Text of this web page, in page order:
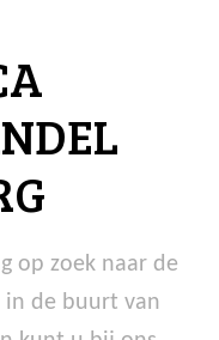
op zoek naar de
de buurt van